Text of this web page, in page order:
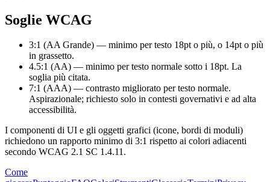
Soglie WCAG
3:1 (AA Grande) — minimo per testo 18pt o più, o 14pt o più
in grassetto.
4.5:1 (AA) — minimo per testo normale sotto i 18pt. La
soglia più citata.
7:1 (AAA) — contrasto migliorato per testo normale.
Aspirazionale; richiesto solo in contesti governativi e ad alta
accessibilità.
I componenti di UI e gli oggetti grafici (icone, bordi di moduli)
richiedono un rapporto minimo di 3:1 rispetto ai colori adiacenti
secondo WCAG 2.1 SC 1.4.11.
Come